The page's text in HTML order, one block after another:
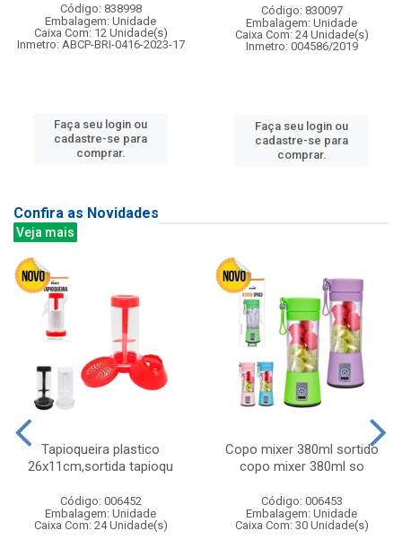
Código: 838998
Embalagem: Unidade
Caixa Com: 12 Unidade(s)
Inmetro: ABCP-BRI-0416-2023-17
Faça seu login ou
cadastre-se para
comprar.
Código: 830097
Embalagem: Unidade
Caixa Com: 24 Unidade(s)
Inmetro: 004586/2019
Faça seu login ou
cadastre-se para
comprar.
Confira as Novidades
Veja mais
Tapioqueira plastico
26x11cm,sortida tapioqu
Código: 006452
Embalagem: Unidade
Caixa Com: 24 Unidade(s)
Copo mixer 380ml sortido
copo mixer 380ml so
Código: 006453
Embalagem: Unidade
Caixa Com: 30 Unidade(s)